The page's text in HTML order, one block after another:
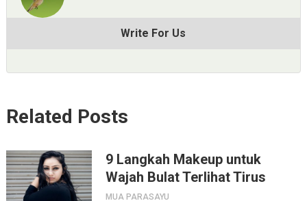
Write For Us
Related Posts
9 Langkah Makeup untuk
Wajah Bulat Terlihat Tirus
MUA PARASAYU